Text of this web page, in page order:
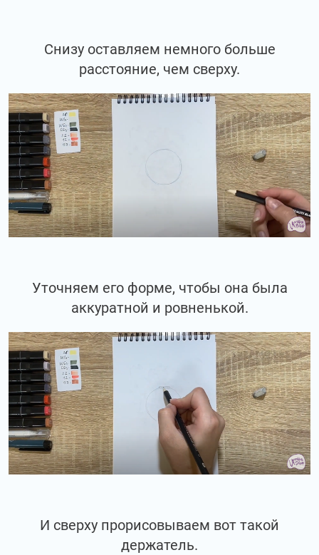
Снизу оставляем немного больше
расстояние, чем сверху.
Уточняем его форме, чтобы она была
аккуратной и ровненькой.
И сверху прорисовываем вот такой
держатель.